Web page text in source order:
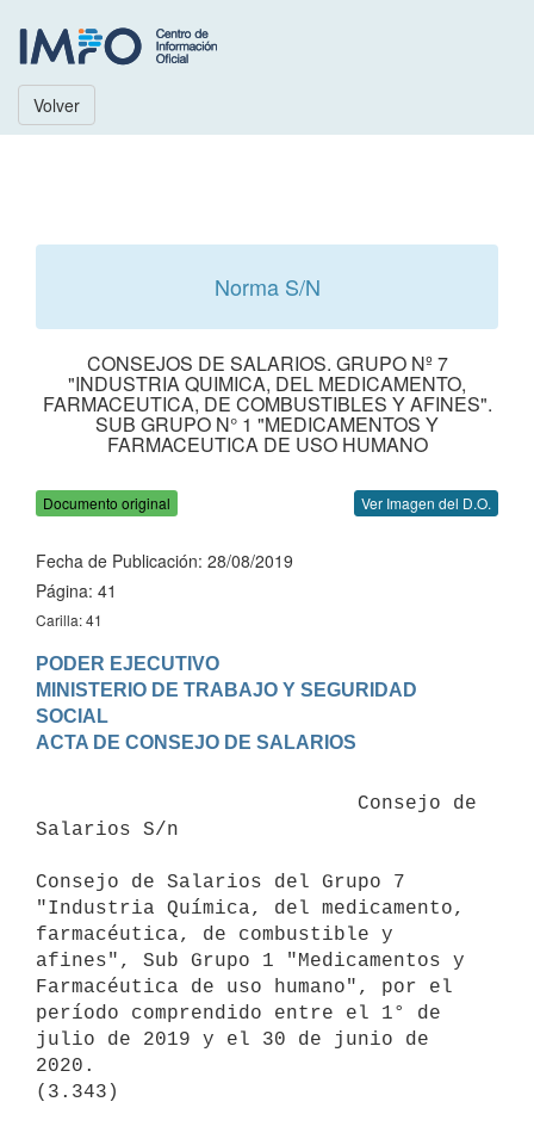
Volver
Norma S/N
CONSEJOS DE SALARIOS. GRUPO Nº 7
"INDUSTRIA QUIMICA, DEL MEDICAMENTO,
FARMACEUTICA, DE COMBUSTIBLES Y AFINES".
SUB GRUPO N° 1 "MEDICAMENTOS Y
FARMACEUTICA DE USO HUMANO
Documento original Ver Imagen del D.O.
Fecha de Publicación: 28/08/2019
Página: 41
Carilla: 41
PODER EJECUTIVO
MINISTERIO DE TRABAJO Y SEGURIDAD
SOCIAL
Salarios S/n
Consejo de Salarios del Grupo 7
"Industria Química, del medicamento,
farmacéutica, de combustible y
afines", Sub Grupo 1 "Medicamentos y
Farmacéutica de uso humano", por el
período comprendido entre el 1° de
julio de 2019 y el 30 de junio de
2020.